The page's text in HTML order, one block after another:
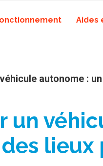
Aides
autonome :
un
lieux